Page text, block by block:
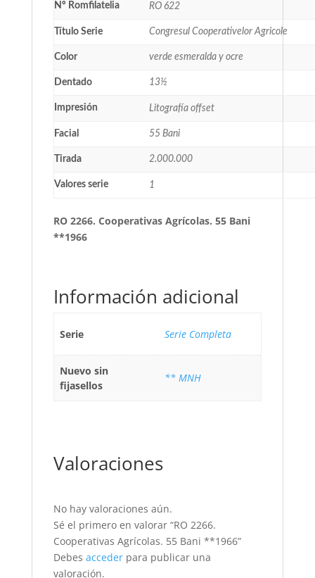
Nº Romfilatelia RO 622
Título Serie Congresul Cooperativelor Agricole
Color verde esmeralda y ocre
Dentado 13½
Impresión Litografía offset
Facial 55 Bani
Tirada 2.000.000
Valores serie 1
RO 2266. Cooperativas Agrícolas. 55 Bani
**1966
Información adicional
Serie Serie Completa
Nuevo sin
fijasellos
** MNH
Valoraciones
No hay valoraciones aún.
Sé el primero en valorar “RO 2266.
Cooperativas Agrícolas. 55 Bani **1966”
Debes accederpara publicar una
valoración.